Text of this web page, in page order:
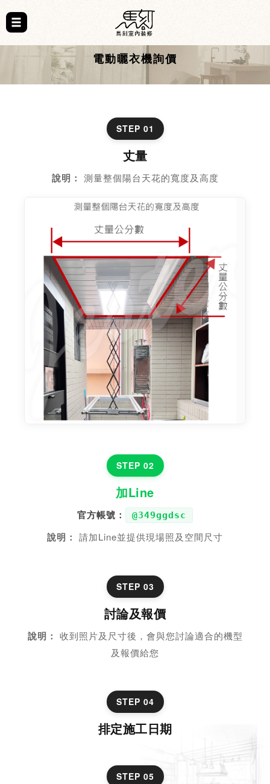
電動曬衣機詢價
STEP 01
丈量
說明： 測量整個陽台天花的寬度及高度
STEP 02
加Line
官方帳號： @349ggdsc
說明： 請加Line並提供現場照及空間尺寸
STEP 03
討論及報價
說明： 收到照片及尺寸後，會與您討論適合的機型
及報價給您
STEP 04
排定施工日期
STEP 05